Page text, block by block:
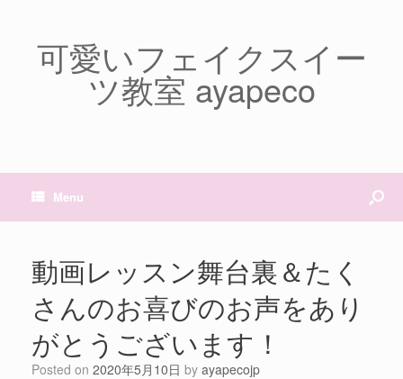
可愛いフェイクスイー
ツ教室 ayapeco
Menu
動画レッスン舞台裏＆たく
さんのお喜びのお声をあり
がとうございます！
Posted on 2020年5月10日 by ayapecojp